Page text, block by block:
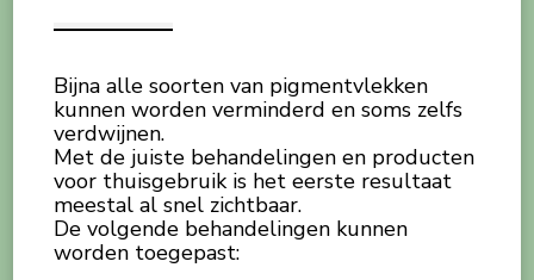
Bijna alle soorten van pigmentvlekken
kunnen worden verminderd en soms zelfs
verdwijnen.
Met de juiste behandelingen en producten
voor thuisgebruik is het eerste resultaat
meestal al snel zichtbaar.
De volgende behandelingen kunnen
worden toegepast: